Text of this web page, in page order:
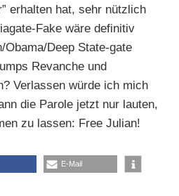
erhalten hat, sehr nützlich
Fake wäre definitiv
Deep State-gate
Revanche und
Verlassen würde ich mich
die Parole jetzt nur lauten,
zu lassen: Free Julian!
E-Mail